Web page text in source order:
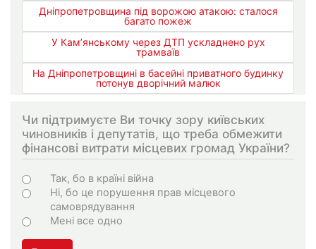
Дніпропетровщина під ворожою атакою: сталося
багато пожеж
У Кам’янському через ДТП ускладнено рух
трамваїв
На Дніпропетровщині в басейні приватного будинку
потонув дворічний малюк
Чи підтримуєте Ви точку зору київських
чиновників і депутатів, що треба обмежити
фінансові витрати місцевих громад України?
Варіанти
Так, бо в країні війна
Ні, бо це порушення прав місцевого
самоврядування
Мені все одно